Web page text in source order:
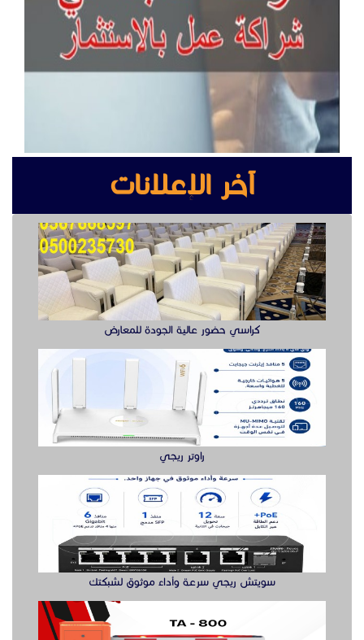
آخر الإعلانات
كراسي حضور عالية الجودة للمعارض
راوتر ريجي
سويتش ريجي سرعة وأداء موثوق لشبكتك